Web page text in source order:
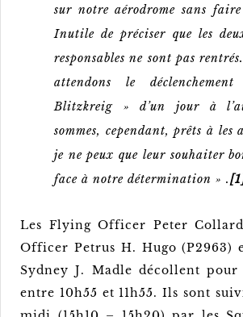
sur notre aérodrome sans faire
Inutile de préciser que les
responsables ne sont pas
attendons le
Blitzkreig » d’un jour à
sommes, cependant, prêts à les
je ne peux que leur souhaiter
face à notre détermination » .
Les Flying Officer Peter
Officer Petrus H. Hugo (P2963)
Sydney J. Madle décollent
entre 10h55 et 11h55. Ils sont